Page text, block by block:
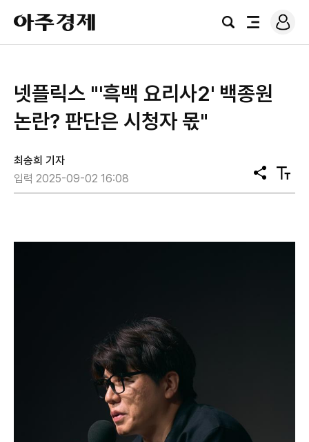
아
주
경
검
전
로
그
넷플릭스 "'흑백 요리사2' 백종원
논란? 판단은 시청자 몫"
최송희 기자
입력 2025-09-02 16:08
공
유
텍
스